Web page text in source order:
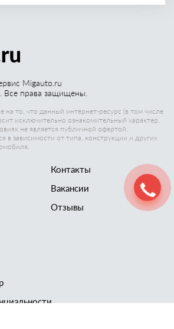
Migauto.ru
Все права защищены.
на то, что данный интернет-ресурс (в том числе
исключительно ознакомительный характер,
не является публичной офертой.
в зависимости от типа, конструкции и других
Контакты
Вакансии
Отзывы